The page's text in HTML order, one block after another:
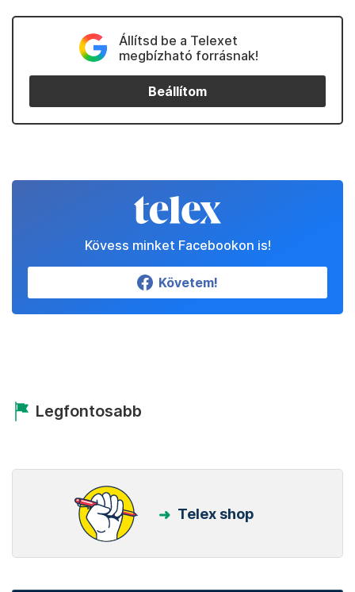
Állítsd be a Telexet
megbízható forrásnak!
Beállítom
Kövess minket Facebookon is!
Követem!
Legfontosabb
Telex shop